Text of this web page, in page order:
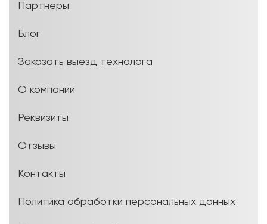
Партнеры
Блог
Заказать выезд технолога
О компании
Реквизиты
Отзывы
Контакты
Политика обработки персональных данных